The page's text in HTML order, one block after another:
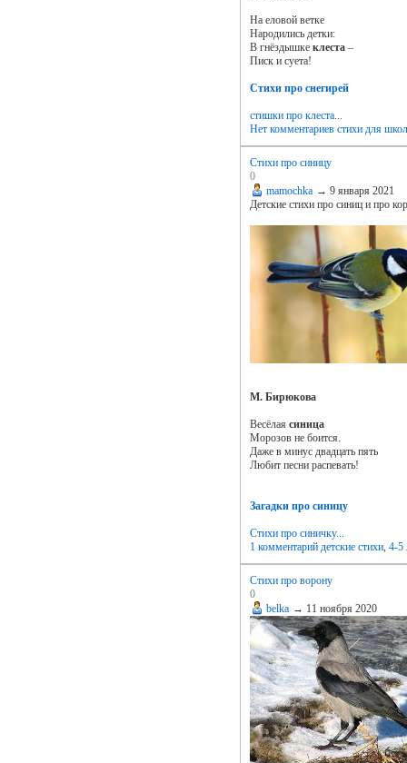
На еловой ветке
Народились детки:
В гнёздышке клеста–
Писк и суета!
Стихи про снегирей
стишки про клеста...
Нет комментариев стихи для
Cтихи про синицу
0
mamochka → 9 января 2021
Детские стихи про синиц и про
М. Бирюкова
Весёлая синица
Морозов не боится.
Даже в минус двадцать пять
Любит песни распевать!
Загадки про синицу
Стихи про синичку...
1 комментарий детские стихи, 4-5
Стихи про ворону
0
belka → 11 ноября 2020